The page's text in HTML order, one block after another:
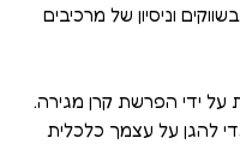
וניסיון של מרכיבים
על ידי הפרשת קרן מגירה.
להגן על עצמך כלכלית